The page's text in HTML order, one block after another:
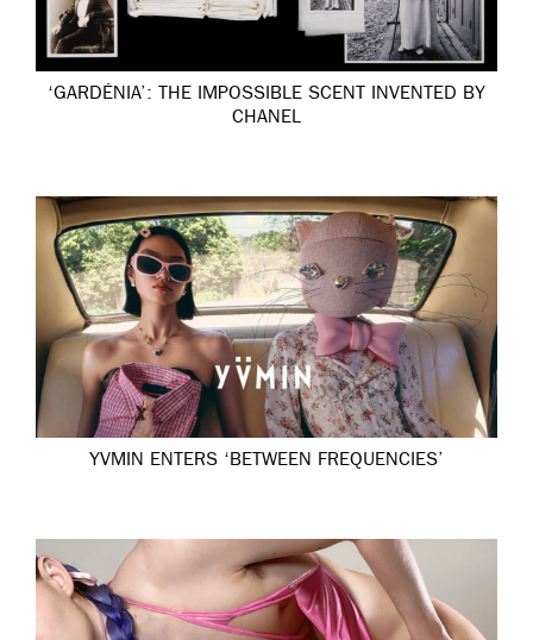
‘GARDÉNIA’: THE IMPOSSIBLE SCENT INVENTED BY
CHANEL
YVMIN ENTERS ‘BETWEEN FREQUENCIES’